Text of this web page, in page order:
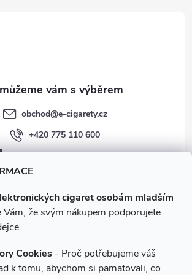
cigaret osobám mladším
Vám, že svým nákupem podporujete
Cookies - Proč potřebujeme váš
k tomu, abychom si pamatovali, co
obchod@e-cigarety.cz
+420 775 110 600
facebook.com/e-cigarety.cz